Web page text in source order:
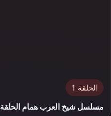
الحلقة 1
مسلسل شيخ العرب همام الحلقة 1 الاولي HD